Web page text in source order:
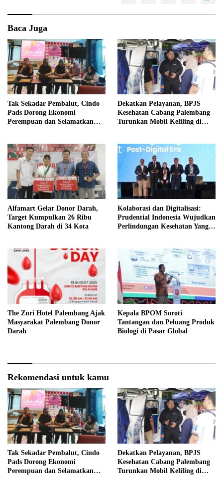
Baca Juga
Tak Sekadar Pembalut, Cindo
Pads Dorong Ekonomi
Perempuan dan Selamatkan
Dekatkan Pelayanan, BPJS
Kesehatan Cabang Palembang
Turunkan Mobil Keliling di
Alfamart Gelar Donor Darah,
Target Kumpulkan 26 Ribu
Kantong Darah di 34 Kota
Kolaborasi dan Digitalisasi:
Prudential Indonesia Wujudkan
Perlindungan Kesehatan Yang
The Zuri Hotel Palembang Ajak
Masyarakat Palembang Donor
Darah
Kepala BPOM Soroti
Tantangan dan Peluang Produk
Biologi di Pasar Global
Rekomendasi untuk kamu
Tak Sekadar Pembalut, Cindo
Pads Dorong Ekonomi
Perempuan dan Selamatkan
Dekatkan Pelayanan, BPJS
Kesehatan Cabang Palembang
Turunkan Mobil Keliling di